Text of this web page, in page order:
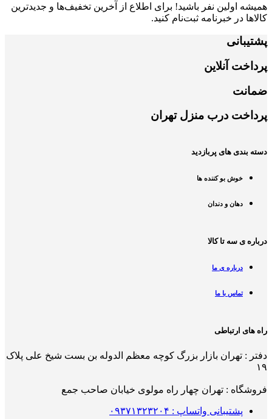
همیشه اولین نفر باشید! برای اطلاع از آخرین تخفیف‌ها و جدیدترین
کالاها در خبرنامه ثبت‌نام کنید.
پشتیبانی
پرداخت آنلاین
ضمانت
پرداخت درب منزل تهران
دسته بندی های پربازدید
خوش بو کننده ها
دهان و دندان
درباره ی سه تا کالا
درباره ی ما
تماس با ما
راه های ارتباطی
دفتر : تهران بازار بزرگ کوچه معظم الدوله بن بست شیخ علی پلاک
۱۹
فروشگاه : تهران چهار راه مولوی خیابان صاحب جمع
پشتیبانی واتساپ : ۰۹۳۷۱۳۲۳۲۰۴